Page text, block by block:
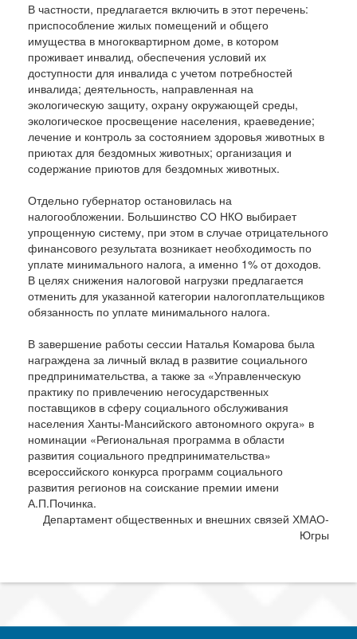
В частности, предлагается включить в этот перечень:
приспособление жилых помещений и общего
имущества в многоквартирном доме, в котором
проживает инвалид, обеспечения условий их
доступности для инвалида с учетом потребностей
инвалида; деятельность, направленная на
экологическую защиту, охрану окружающей среды,
экологическое просвещение населения, краеведение;
лечение и контроль за состоянием здоровья животных в
приютах для бездомных животных; организация и
содержание приютов для бездомных животных.
Отдельно губернатор остановилась на
налогообложении. Большинство СО НКО выбирает
упрощенную систему, при этом в случае отрицательного
финансового результата возникает необходимость по
уплате минимального налога, а именно 1% от доходов.
В целях снижения налоговой нагрузки предлагается
отменить для указанной категории налогоплательщиков
обязанность по уплате минимального налога.
В завершение работы сессии Наталья Комарова была
награждена за личный вклад в развитие социального
предпринимательства, а также за «Управленческую
практику по привлечению негосударственных
поставщиков в сферу социального обслуживания
населения Ханты-Мансийского автономного округа» в
номинации «Региональная программа в области
развития социального предпринимательства»
всероссийского конкурса программ социального
развития регионов на соискание премии имени
А.П.Починка.
Департамент общественных и внешних связей ХМАО-
Югры